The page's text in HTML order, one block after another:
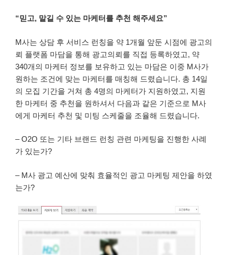
“믿고, 맡길 수 있는 마케터를 추천 해주세요”
M사는 상담 후 서비스 런칭을 약 1개월 앞둔 시점에 광고의
뢰 플랫폼 마담을 통해 광고의뢰를 직접 등록하였고, 약
340개의 마케터 정보를 보유하고 있는 마담은 이중 M사가
원하는 조건에 맞는 마케터를 매칭해 드렸습니다. 총 14일
의 모집 기간을 거쳐 총 4명의 마케터가 지원하였고, 지원
한 마케터 중 추천을 원하셔서 다음과 같은 기준으로 M사
에게 마케터 추천 및 미팅 스케줄을 조율해 드렸습니다.
– O2O 또는 기타 브랜드 런칭 관련 마케팅을 진행한 사례
가 있는가?
– M사 광고 예산에 맞춰 효율적인 광고 마케팅 제안을 하였
는가?